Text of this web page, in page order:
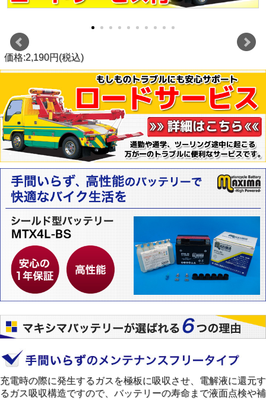
価格:2,190円(税込)
充電時の際に発生するガスを極板に吸収させ、電解液に還元す
るガス吸収構造ですので、バッテリーの寿命まで液面点検や補